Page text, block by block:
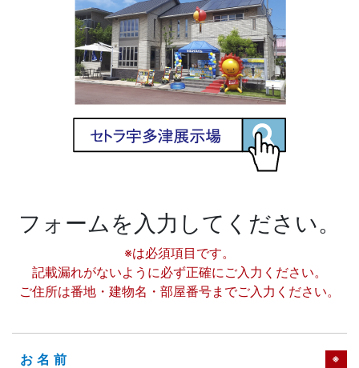
フォームを入力してください。
※は必須項目です。
記載漏れがないように必ず正確にご入力ください。
ご住所は番地・建物名・部屋番号までご入力ください。
お名前 ※